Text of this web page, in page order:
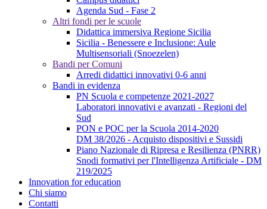
Agenda Sud - Fase 2
Altri fondi per le scuole
Didattica immersiva Regione Sicilia
Sicilia - Benessere e Inclusione: Aule
Multisensoriali (Snoezelen)
Bandi per Comuni
Arredi didattici innovativi 0-6 anni
Bandi in evidenza
PN Scuola e competenze 2021-2027
Laboratori innovativi e avanzati - Regioni del
Sud
PON e POC per la Scuola 2014-2020
DM 38/2026 - Acquisto dispositivi e Sussidi
Piano Nazionale di Ripresa e Resilienza (PNRR)
Snodi formativi per l'Intelligenza Artificiale - DM
219/2025
Innovation for education
Chi siamo
Contatti